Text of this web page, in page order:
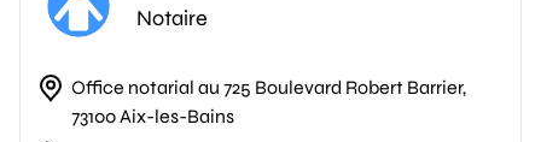
Notaire
Office notarial au 725 Boulevard Robert Barrier,
73100 Aix-les-Bains